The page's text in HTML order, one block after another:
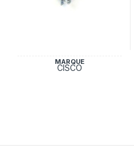
MARQUE
CISCO